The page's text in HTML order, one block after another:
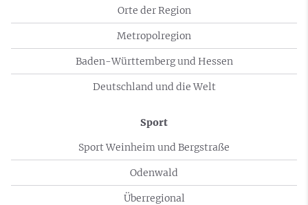
Orte der Region
Metropolregion
Baden-Württemberg und Hessen
Deutschland und die Welt
Sport
Sport Weinheim und Bergstraße
Odenwald
Überregional